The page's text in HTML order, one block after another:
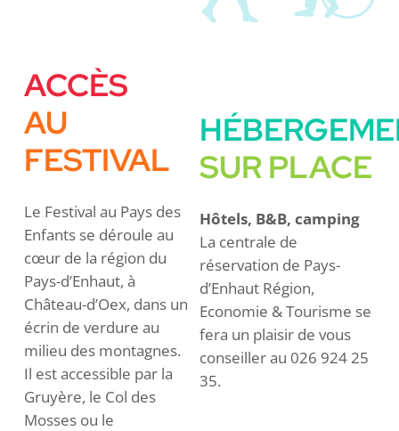
ACCÈS
AU
FESTIVAL
Le Festival au Pays des
Enfants se déroule au
cœur de la région du
Pays-d’Enhaut, à
Château-d’Oex, dans un
écrin de verdure au
milieu des montagnes.
Il est accessible par la
Gruyère, le Col des
Mosses ou le
SUR PLACE
Hôtels, B&B, camping
La centrale de
réservation de Pays-
d’Enhaut Région,
Economie & Tourisme se
fera un plaisir de vous
conseiller au 026 924 25
35.